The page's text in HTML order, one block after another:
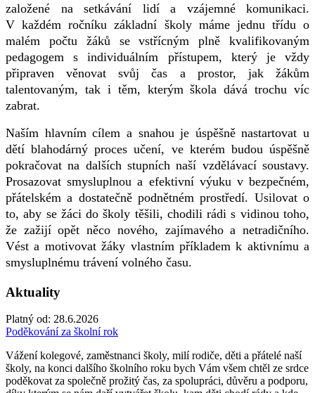
založené na setkávání lidí a vzájemné komunikaci.
V každém ročníku základní školy máme jednu třídu o
malém počtu žáků se vstřícným plně kvalifikovaným
pedagogem s individuálním přístupem, který je vždy
připraven věnovat svůj čas a prostor, jak žákům
talentovaným, tak i těm, kterým škola dává trochu víc
zabrat.
Naším hlavním cílem a snahou je úspěšně nastartovat u
dětí blahodárný proces učení, ve kterém budou úspěšně
pokračovat na dalších stupních naší vzdělávací soustavy.
Prosazovat smysluplnou a efektivní výuku v bezpečném,
přátelském a dostatečně podnětném prostředí. Usilovat o
to, aby se žáci do školy těšili, chodili rádi s vidinou toho,
že zažijí opět něco nového, zajímavého a netradičního.
Vést a motivovat žáky vlastním příkladem k aktivnímu a
smysluplnému trávení volného času.
Aktuality
Platný od: 28.6.2026
Poděkování za školní rok
Vážení kolegové, zaměstnanci školy, milí rodiče, děti a přátelé naší
školy, na konci dalšího školního roku bych Vám všem chtěl ze srdce
poděkovat za společně prožitý čas, za spolupráci, důvěru a podporu,